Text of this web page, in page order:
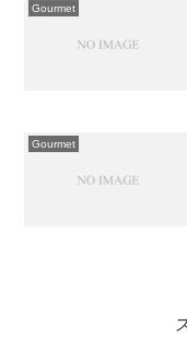
Gourmet
Gourmet